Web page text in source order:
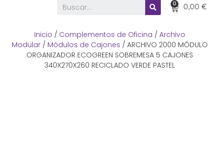
0,00€
0
Inicio / Complementos de Oficina / Archivo
Modular/ Módulos de Cajones / ARCHIVO 2000 MÓDULO
ORGANIZADOR ECOGREEN SOBREMESA 5 CAJONES
340X270X260 RECICLADO VERDE PASTEL